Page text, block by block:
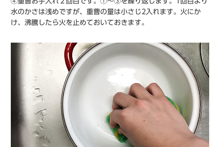
水のかさは浅めですが、重曹の量は小さじ2入れます。火にか
け、沸騰したら火を止めておいておきます。